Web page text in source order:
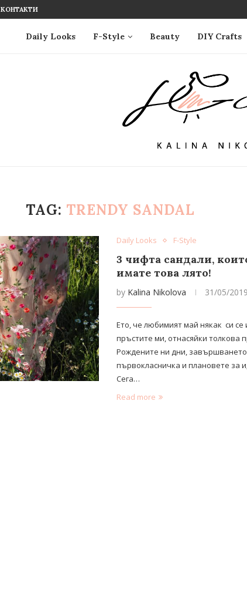
КОНТАКТИ
Daily Looks F-Style Beauty DIY Crafts
TAG: TRENDY SANDAL
Daily Looks F-Style
3 чифта сандали,
имате това лято!
by Kalina Nikolova 31/05/2019
Ето, че любимият май някак си
пръстите ми, отнасяйки толкова
Рождените ни дни,
първокласничка и плановете за
Сега…
Read more